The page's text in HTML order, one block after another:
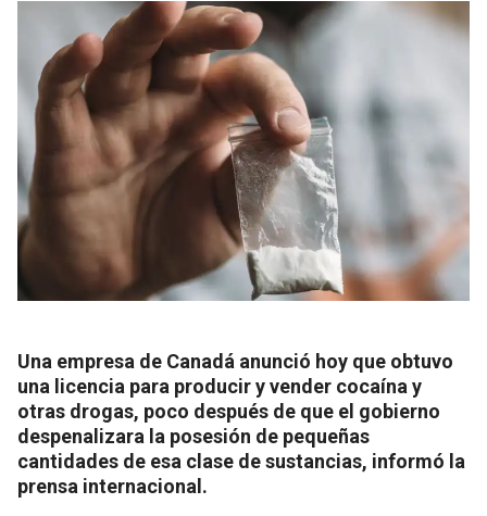
Una empresa de Canadá anunció hoy que obtuvo
una licencia para producir y vender cocaína y
otras drogas, poco después de que el gobierno
despenalizara la posesión de pequeñas
cantidades de esa clase de sustancias, informó la
prensa internacional.